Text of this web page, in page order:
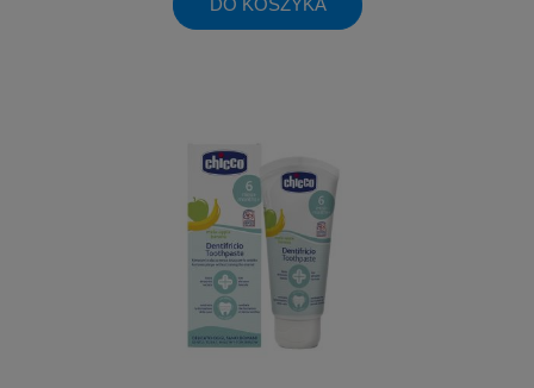
DO KOSZYKA